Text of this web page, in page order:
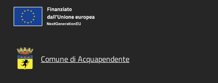
Comune di Acquapendente